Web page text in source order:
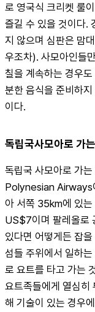
로 영국식 크리켓 룰
즐길 수 있을 것이다.
지 않으며 심판은 맘
우조차). 사모아인들
칠을 계속하는 경우
분한 음식을 준비하
이다.
독립국사모아로 가
독립국 사모아로 가
Polynesian Airways
아 서쪽 35km에 있는
US$7이며 팔레올로
있다면 어떻게든 잡
섬들 주위에서 일하
로 요트를 타고 가는
요트족들에게 열심히
해 기술이 있는 경우